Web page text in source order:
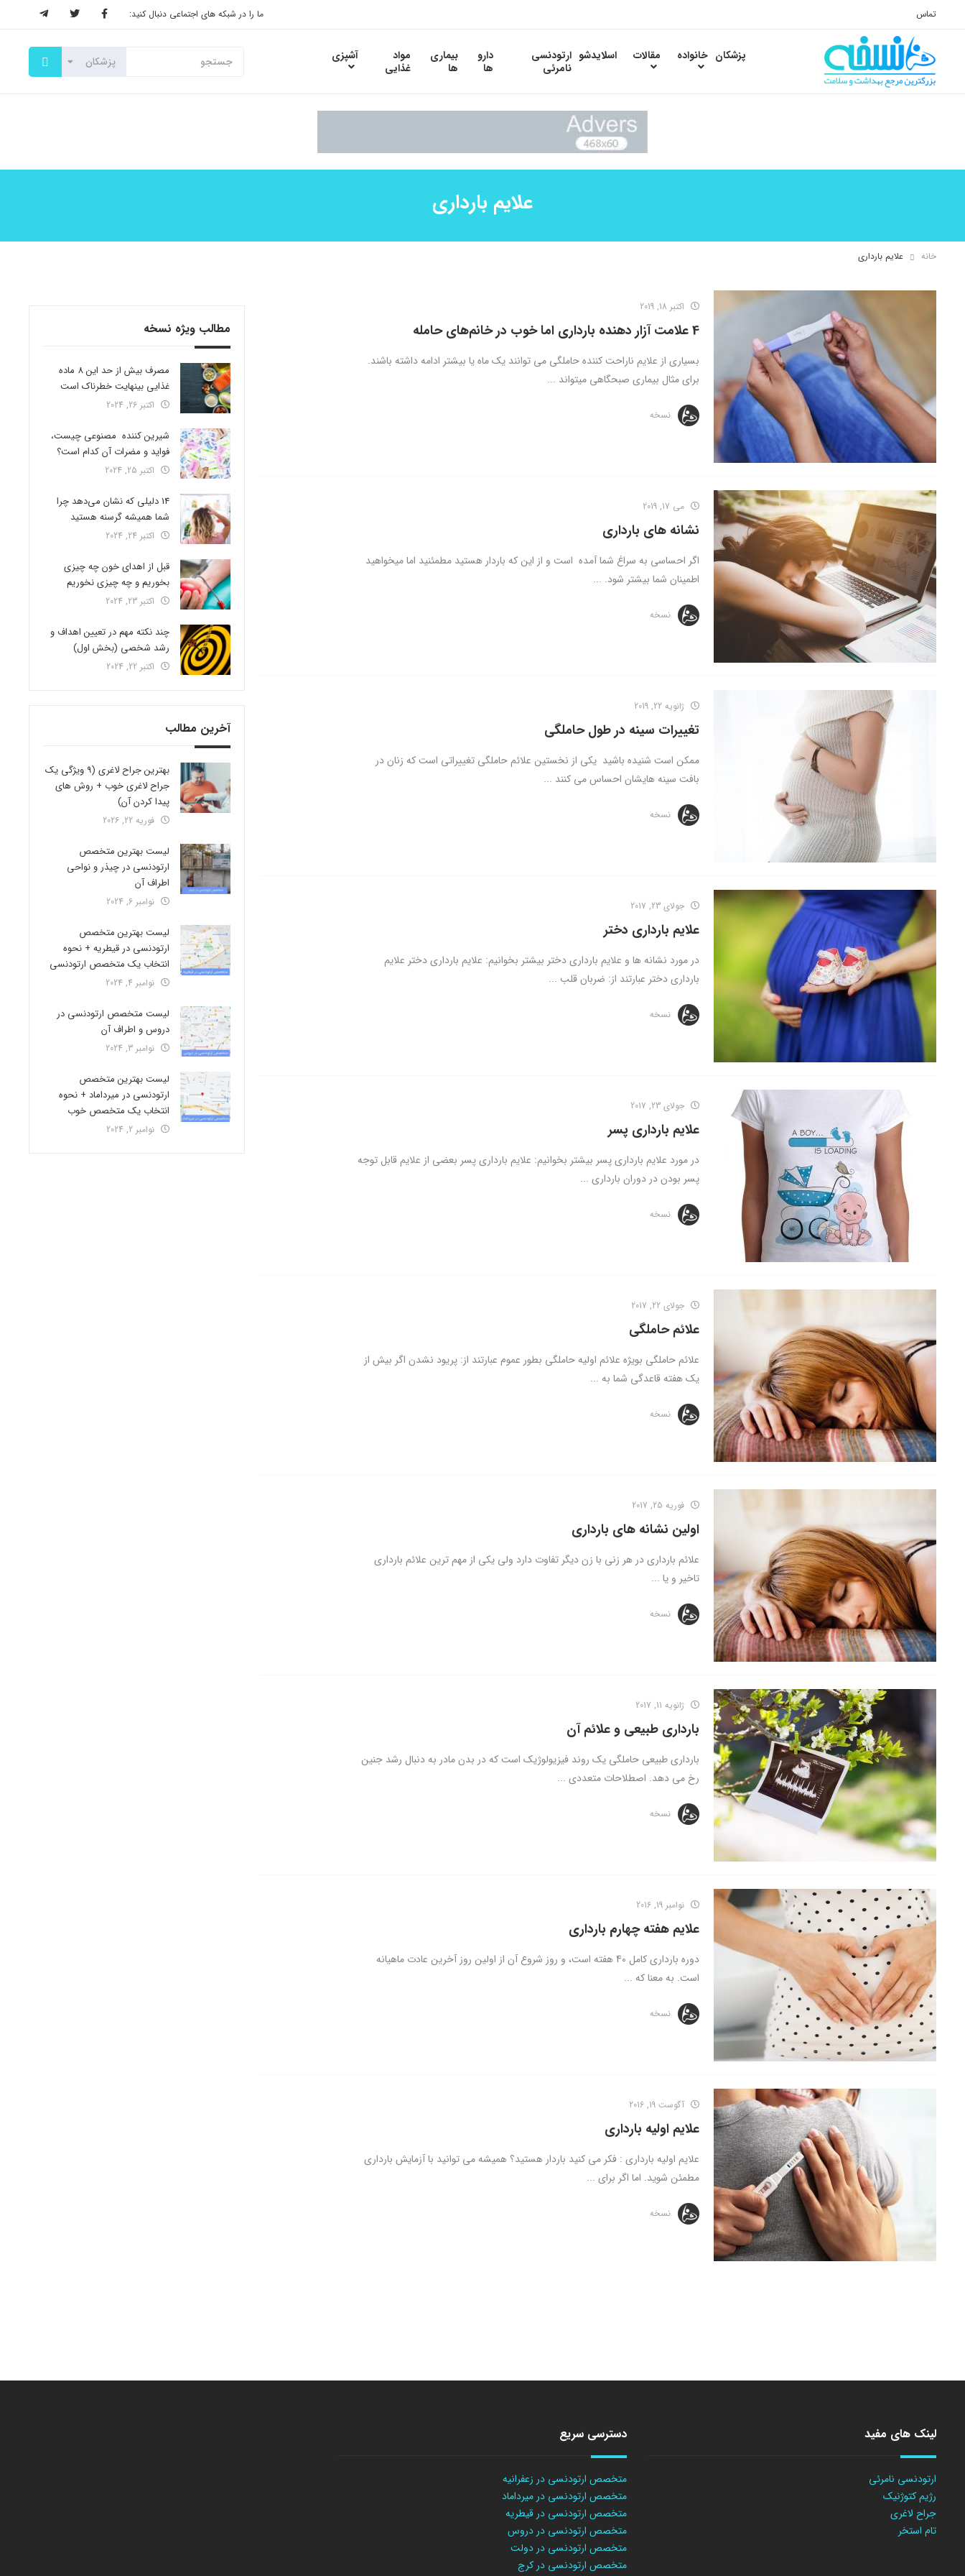
تماس ما را در شبکه های اجتماعی دنبال کنید:
پزشکان خانواده مقالات اسلایدشو ارتودنسی
نامرئی
دارو
ها
بیماری
ها
مواد
غذایی
آشپزی
علایم بارداری
خانه علایم بارداری
اکتبر 18, 2019
4 علامت آزار دهنده بارداری اما خوب در خانم‌های حامله
بسیاری از علایم ناراحت کننده حاملگی می توانند یک ماه یا بیشتر ادامه داشته باشند.
برای مثال بیماری صبحگاهی میتواند ...
نسخه
می 17, 2019
نشانه های بارداری
اگر احساسی به سراغ شما آمده است و از این که باردار هستید مطمئنید اما میخواهید
اطمینان شما بیشتر شود. ...
نسخه
ژانویه 22, 2019
تغییرات سینه در طول حاملگی
ممکن است شنیده باشید یکی از نخستین علائم حاملگی تغییراتی است که زنان در
بافت سینه هایشان احساس می کنند ...
نسخه
جولای 23, 2017
علایم بارداری دختر
در مورد نشانه ها و علایم بارداری دختر بیشتر بخوانیم: علایم بارداری دختر علایم
بارداری دختر عبارتند از: ضربان قلب ...
نسخه
جولای 23, 2017
علایم بارداری پسر
در مورد علایم بارداری پسر بیشتر بخوانیم: علایم بارداری پسر بعضی از علایم قابل توجه
پسر بودن در دوران بارداری ...
نسخه
جولای 22, 2017
علائم حاملگی
علائم حاملگی بویژه علائم اولیه حاملگی بطور عموم عبارتند از: پریود نشدن اگر بیش از
یک هفته قاعدگی شما به ...
نسخه
فوریه 25, 2017
اولین نشانه های بارداری
علائم بارداری در هر زنی با زن دیگر تفاوت دارد ولی یکی از مهم ترین علائم بارداری
تاخیر و یا ...
نسخه
ژانویه 11, 2017
بارداری طبیعی و علائم آن
بارداری طبیعی حاملگی یک روند فیزیولوژیک است که در بدن مادر به دنبال رشد جنین
رخ می دهد. اصطلاحات متعددی ...
نسخه
نوامبر 19, 2016
علایم هفته چهارم بارداری
دوره بارداری کامل 40 هفته است، و روز شروع آن از اولین روز آخرین عادت ماهیانه
است. به معنا که ...
نسخه
آگوست 19, 2016
علایم اولیه بارداری
علایم اولیه بارداری : فکر می کنید باردار هستید؟ همیشه می توانید با آزمایش بارداری
مطمئن شوید. اما اگر برای ...
نسخه
مطالب ویژه نسخه
مصرف بیش از حد این 8 ماده
غذایی بینهایت خطرناک است
اکتبر 26, 2024
شیرین کننده مصنوعی چیست،
فواید و مضرات آن کدام است؟
اکتبر 25, 2024
14 دلیلی که نشان می‌دهد چرا
شما همیشه گرسنه هستید
اکتبر 24, 2024
قبل از اهدای خون چه چیزی
بخوریم و چه چیزی نخوریم
اکتبر 23, 2024
چند نکته مهم در تعیین اهداف و
رشد شخصی (بخش اول)
اکتبر 22, 2024
آخرین مطالب
بهترین جراح لاغری (9 ویژگی یک
جراح لاغری خوب + روش های
پیدا کردن آن)
فوریه 22, 2026
لیست بهترین متخصص
ارتودنسی در چیذر و نواحی
اطراف آن
نوامبر 6, 2024
لیست بهترین متخصص
ارتودنسی در قیطریه + نحوه
انتخاب یک متخصص ارتودنسی
نوامبر 4, 2024
لیست متخصص ارتودنسی در
دروس و اطراف آن
نوامبر 3, 2024
لیست بهترین متخصص
ارتودنسی در میرداماد + نحوه
انتخاب یک متخصص خوب
نوامبر 2, 2024
لینک های مفید
ارتودنسی نامرئی
رژیم کتوژنیک
جراح لاغری
تام استخر
دسترسی سریع
متخصص ارتودنسی در زعفرانیه
متخصص ارتودنسی در میرداماد
متخصص ارتودنسی در قیطریه
متخصص ارتودنسی در دروس
متخصص ارتودنسی در دولت
متخصص ارتودنسی در کرج